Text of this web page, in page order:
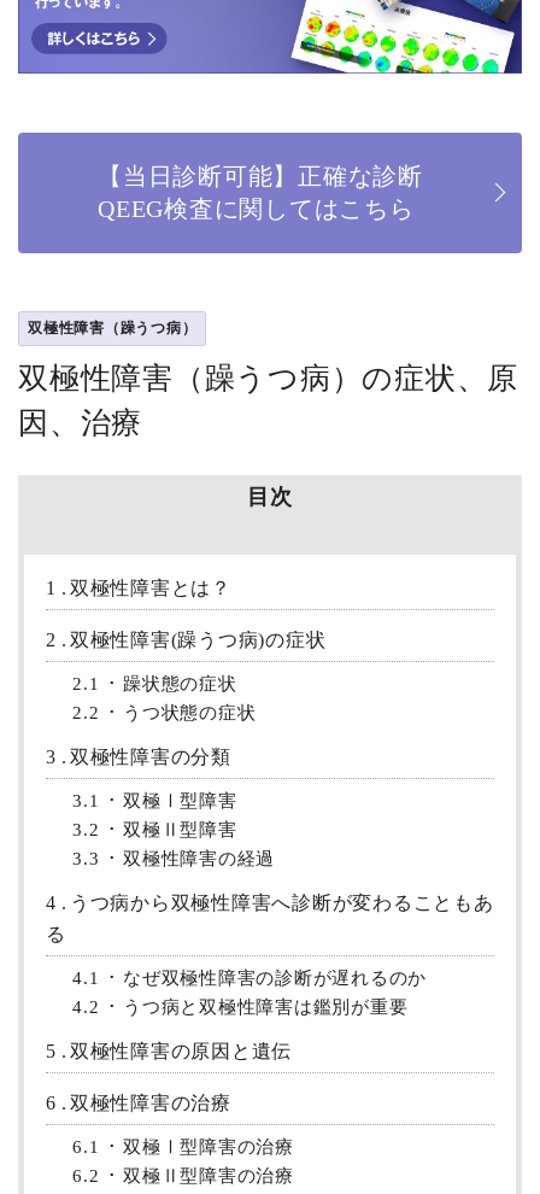
【当日診断可能】正確な診断
QEEG検査に関してはこちら
双極性障害（躁うつ病）
双極性障害（躁うつ病）の症状、原
因、治療
目次
1 双極性障害とは？
2 双極性障害(躁うつ病)の症状
2.1
躁状態の症状
2.2
うつ状態の症状
3 双極性障害の分類
3.1
双極Ⅰ型障害
3.2
双極Ⅱ型障害
3.3
双極性障害の経過
4 うつ病から双極性障害へ診断が変わることもあ
る
4.1
なぜ双極性障害の診断が遅れるのか
4.2
うつ病と双極性障害は鑑別が重要
5 双極性障害の原因と遺伝
6 双極性障害の治療
6.1
双極Ⅰ型障害の治療
6.2
双極Ⅱ型障害の治療